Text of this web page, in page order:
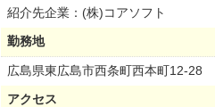
紹介先企業：(株)コアソフト
勤務地
広島県東広島市西条町西本町12-28
アクセス